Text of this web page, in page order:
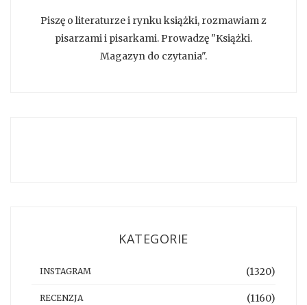
Piszę o literaturze i rynku książki, rozmawiam z
pisarzami i pisarkami. Prowadzę "Książki.
Magazyn do czytania".
KATEGORIE
INSTAGRAM (1320)
RECENZJA (1160)